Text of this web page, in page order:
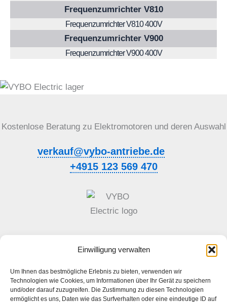
Einwilligung verwalten
Um Ihnen das bestmögliche Erlebnis zu bieten, verwenden wir
Technologien wie Cookies, um Informationen über Ihr Gerät zu speichern
und/oder darauf zuzugreifen. Die Zustimmung zu diesen Technologien
ermöglicht es uns, Daten wie das Surfverhalten oder eine eindeutige ID auf
Frequenzumrichter V810
Frequenzumrichter V810 400V
Frequenzumrichter V900
Frequenzumrichter V900 400V
Kostenlose Beratung zu Elektromotoren und deren Auswahl
verkauf@vybo-antriebe.de
+4915 123 569 470
Datenschutzrichtlinie